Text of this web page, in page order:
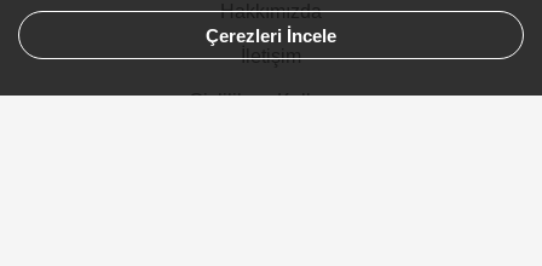
Hakkımızda
İletişim
Gizlilik ve Kullanım
Çerezleri İncele